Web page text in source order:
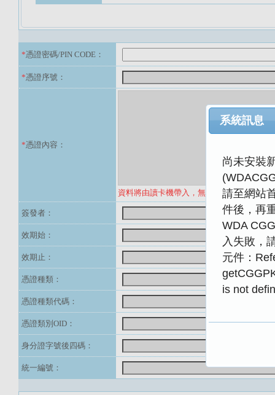
*憑證密碼/PIN CODE：
*憑證序號：
*憑證內容：
資料將由讀卡機帶入，無須手動輸入
簽發者：
效期始：
效期止：
憑證種類：
憑證種類代碼：
憑證類別OID：
身分證字號後四碼：
統一編號：
系統訊息
尚未安裝
請至網站
件後，再
WDA
入失敗，
元件：
is not